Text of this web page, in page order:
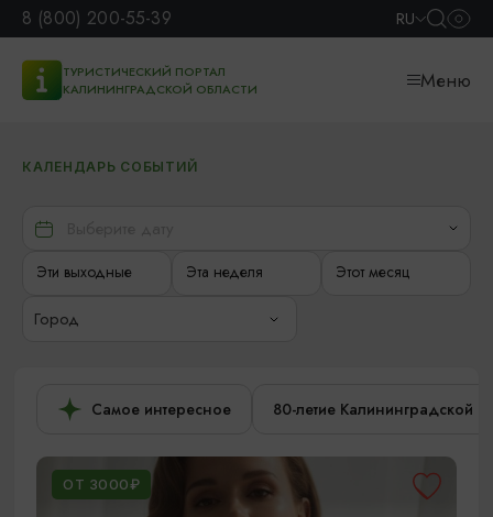
8 (800) 200-55-39 RU
ТУРИСТИЧЕСКИЙ ПОРТАЛ
КАЛИНИНГРАДСКОЙ ОБЛАСТИ
Меню
КАЛЕНДАРЬ СОБЫТИЙ
Эти выходные Эта неделя Этот месяц
Город
Самое интересное 80-летие Калининградской
ОТ 3000₽